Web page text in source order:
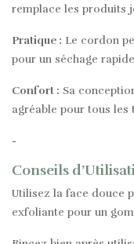
remplace les produits
Pratique : Le cordon
pour un séchage
Confort : Sa
agréable pour tous les
-
Conseils
Utilisez la face douce
exfoliante pour un